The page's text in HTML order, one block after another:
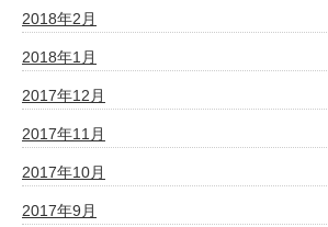
2018年2月
2018年1月
2017年12月
2017年11月
2017年10月
2017年9月